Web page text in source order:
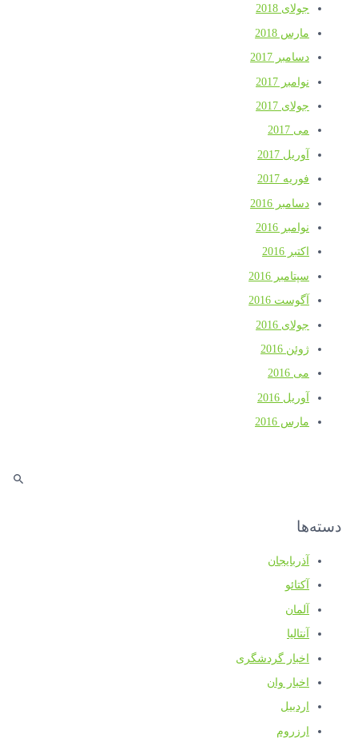
جولای 2018
مارس 2018
دسامبر 2017
نوامبر 2017
جولای 2017
می 2017
آوریل 2017
فوریه 2017
دسامبر 2016
نوامبر 2016
اکتبر 2016
سپتامبر 2016
آگوست 2016
جولای 2016
ژوئن 2016
می 2016
آوریل 2016
مارس 2016
دسته‌ها
آذربایجان
آکتائو
آلمان
آنتالیا
اخبار گردشگری
اخبار وان
اردبیل
ارزروم